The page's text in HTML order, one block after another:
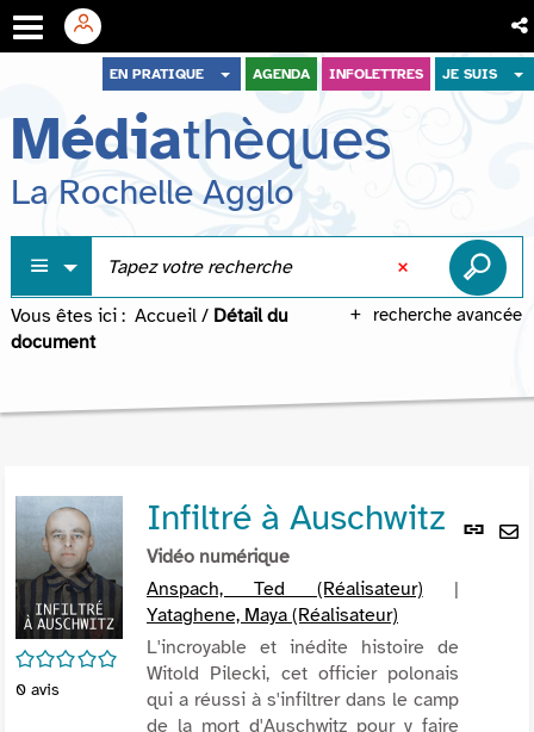
menu
contenu
recherche
EN PRATIQUE AGENDA INFOLETTRES JE SUIS
Médiathèques
La Rochelle Agglo
recherche avancée
Vous êtes ici : Accueil / Détail du
document
Lien
/5
0 avis
Infiltré à Auschwitz
Vidéo numérique
Anspach, Ted (Réalisateur) |
Yataghene, Maya (Réalisateur)
L'incroyable et inédite histoire de
Witold Pilecki, cet officier polonais
qui a réussi à s'infiltrer dans le camp
de la mort d'Auschwitz pour y faire